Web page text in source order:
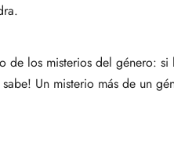
de los misterios del género:
Un misterio más de un